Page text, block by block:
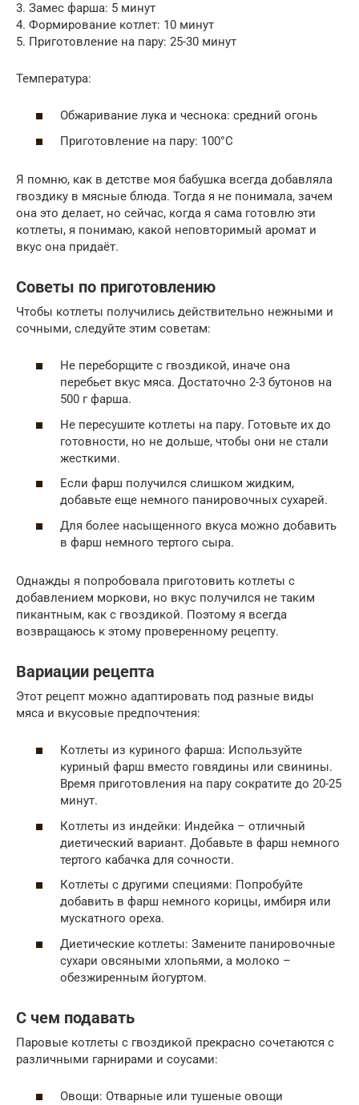
3. Замес фарша: 5 минут
4. Формирование котлет: 10 минут
5. Приготовление на пару: 25-30 минут
Температура:
Обжаривание лука и чеснока: средний огонь
Приготовление на пару: 100°C
Я помню, как в детстве моя бабушка всегда добавляла
гвоздику в мясные блюда. Тогда я не понимала, зачем
она это делает, но сейчас, когда я сама готовлю эти
котлеты, я понимаю, какой неповторимый аромат и
вкус она придаёт.
Советы по приготовлению
Чтобы котлеты получились действительно нежными и
сочными, следуйте этим советам:
Не переборщите с гвоздикой, иначе она
перебьет вкус мяса. Достаточно 2-3 бутонов на
500 г фарша.
Не пересушите котлеты на пару. Готовьте их до
готовности, но не дольше, чтобы они не стали
жесткими.
Если фарш получился слишком жидким,
добавьте еще немного панировочных сухарей.
Для более насыщенного вкуса можно добавить
в фарш немного тертого сыра.
Однажды я попробовала приготовить котлеты с
добавлением моркови, но вкус получился не таким
пикантным, как с гвоздикой. Поэтому я всегда
возвращаюсь к этому проверенному рецепту.
Вариации рецепта
Этот рецепт можно адаптировать под разные виды
мяса и вкусовые предпочтения:
Котлеты из куриного фарша: Используйте
куриный фарш вместо говядины или свинины.
Время приготовления на пару сократите до 20-25
минут.
Котлеты из индейки: Индейка – отличный
диетический вариант. Добавьте в фарш немного
тертого кабачка для сочности.
Котлеты с другими специями: Попробуйте
добавить в фарш немного корицы, имбиря или
мускатного ореха.
Диетические котлеты: Замените панировочные
сухари овсяными хлопьями, а молоко –
обезжиренным йогуртом.
С чем подавать
Паровые котлеты с гвоздикой прекрасно сочетаются с
различными гарнирами и соусами:
Овощи: Отварные или тушеные овощи